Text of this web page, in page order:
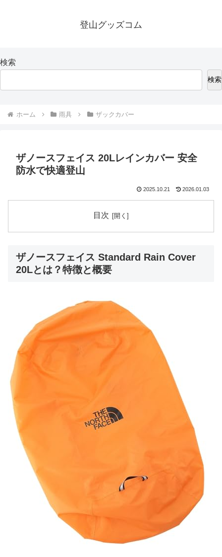
登山グッズコム
検索
検索
ホーム 雨具 ザックカバー
ザノースフェイス 20Lレインカバー 安全
防水で快適登山
2025.10.21 2026.01.03
目次
ザノースフェイス Standard Rain Cover
20Lとは？特徴と概要